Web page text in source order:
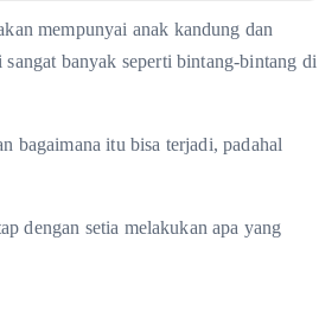
mempunyai anak kandung dan
banyak seperti bintang-bintang di
bagaimana itu bisa terjadi, padahal
dengan setia melakukan apa yang